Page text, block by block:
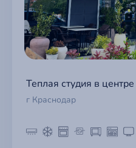
Теплая студия в центре
г Краснодар